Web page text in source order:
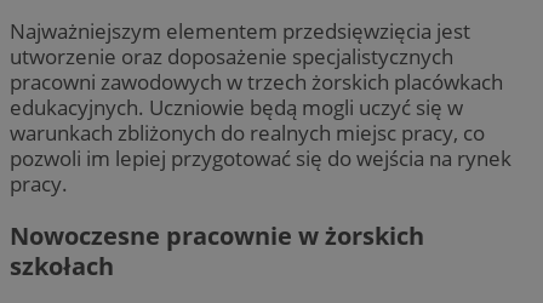
Najważniejszym elementem przedsięwzięcia jest
utworzenie oraz doposażenie specjalistycznych
pracowni zawodowych w trzech żorskich placówkach
edukacyjnych. Uczniowie będą mogli uczyć się w
warunkach zbliżonych do realnych miejsc pracy, co
pozwoli im lepiej przygotować się do wejścia na rynek
pracy.
Nowoczesne pracownie w żorskich
szkołach